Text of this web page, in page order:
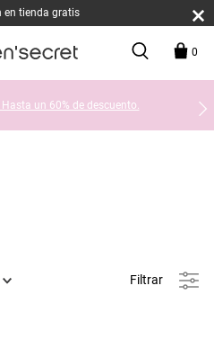
en tienda gratis
0
Hasta un 60% de descuento.
Filtrar